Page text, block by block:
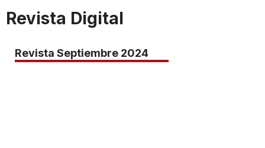
Revista Digital
Revista Septiembre 2024